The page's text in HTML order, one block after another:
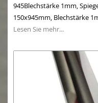
945Blechstärke 1mm,
150x945mm, Blechstärke
Lesen Sie mehr...